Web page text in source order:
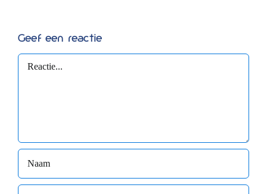
Geef een reactie
Reactie